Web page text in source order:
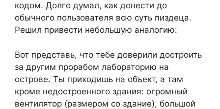
кодом. Долго думал, как донести до
обычного пользователя всю суть пиздеца.
Решил привести небольшую аналогию:
Вот представь, что тебе доверили достроить
за другим прорабом лабораторию на
острове. Ты приходишь на объект, а там
кроме недостроенного здания: огромный
вентилятор (размером со здание), большой